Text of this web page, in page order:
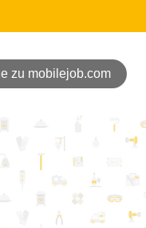
zu mobilejob.com